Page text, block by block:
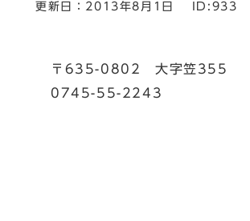
更新日： 2013年8月1日 ID:933
〒635-0802 大字笠355
0745-55-2243